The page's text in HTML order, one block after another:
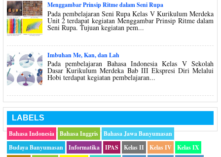
Menggambar Prinsip Ritme dalam Seni Rupa
Pada pembelajaran Seni Rupa Kelas V Kurikulum Merdeka
Unit 2 terdapat kegiatan Menggambar Prinsip Ritme dalam
Seni Rupa. Tujuan kegiatan pem...
Imbuhan Me, Kan, dan Lah
Pada pembelajaran Bahasa Indonesia Kelas V Sekolah
Dasar Kurikulum Merdeka Bab III Ekspresi Diri Melalui
Hobi terdapat kegiatan pembelajaran...
LABELS
Bahasa Indonesia
Bahasa Inggris
Bahasa Jawa Banyumasan
Budaya Banyumasan
Informatika IPAS Kelas II Kelas IV Kelas IX